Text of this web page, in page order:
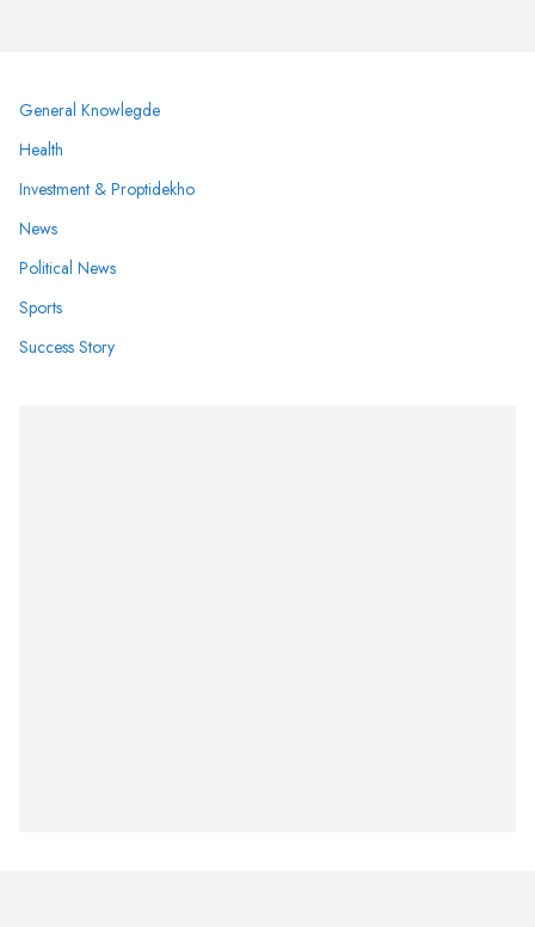
General Knowlegde
Health
Investment & Proptidekho
News
Political News
Sports
Success Story